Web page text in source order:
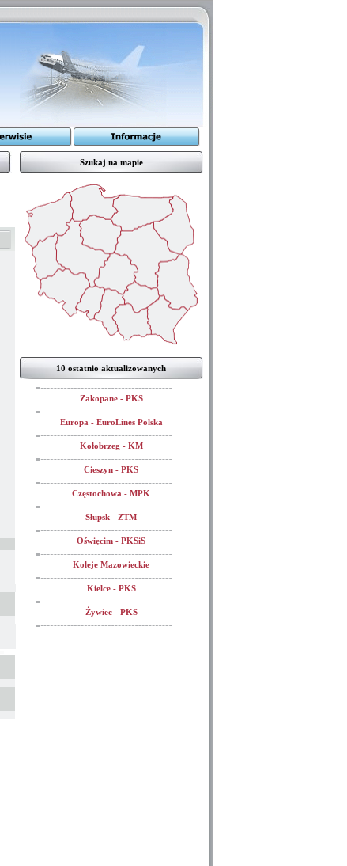
Szukaj na mapie
10 ostatnio aktualizowanych
Zakopane - PKS
Europa - EuroLines Polska
Kołobrzeg - KM
Cieszyn - PKS
Częstochowa - MPK
Słupsk - ZTM
Oświęcim - PKSiS
Koleje Mazowieckie
Kielce - PKS
Żywiec - PKS